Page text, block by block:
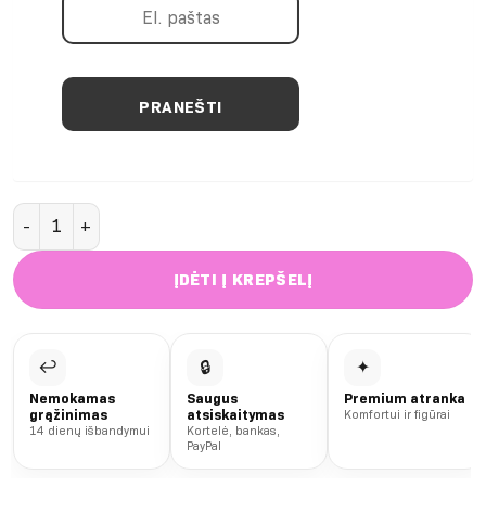
PRANEŠTI
produkto kiekis: Espresso seamless rashguard
ĮDĖTI Į KREPŠELĮ
↩
Nemokamas
grąžinimas
14 dienų išbandymui
🔒
Saugus
atsiskaitymas
Kortelė, bankas,
PayPal
✦
Premium atranka
Komfortui ir figūrai